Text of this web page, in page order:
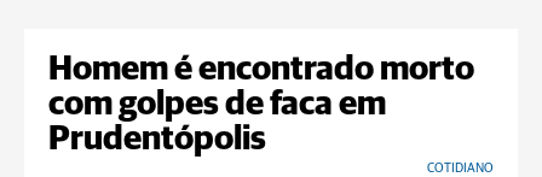
Homem é encontrado morto
com golpes de faca em
Prudentópolis
COTIDIANO